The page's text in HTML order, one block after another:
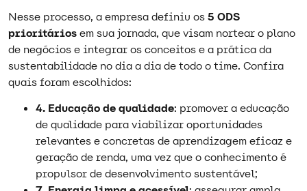
Nesse processo, a empresa definiu os5 ODS
prioritáriosem sua jornada, que visam nortear o plano
de negócios e integrar os conceitos e a prática da
sustentabilidade no dia a dia de todo o time. Confira
quais foram escolhidos:
4. Educação de qualidade: promover a educação
de qualidade para viabilizar oportunidades
relevantes e concretas de aprendizagem eficaz e
geração de renda, uma vez que o conhecimento é
propulsor de desenvolvimento sustentável;